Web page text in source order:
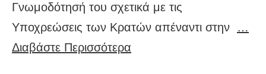
Γνωμοδότησή του σχετικά με τις
Υποχρεώσεις των Κρατών απέναντι στην …
Διαβάστε Περισσότερα